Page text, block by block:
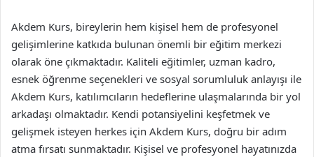
Akdem Kurs, bireylerin hem kişisel hem de profesyonel
gelişimlerine katkıda bulunan önemli bir eğitim merkezi
olarak öne çıkmaktadır. Kaliteli eğitimler, uzman kadro,
esnek öğrenme seçenekleri ve sosyal sorumluluk anlayışı ile
Akdem Kurs, katılımcıların hedeflerine ulaşmalarında bir yol
arkadaşı olmaktadır. Kendi potansiyelini keşfetmek ve
gelişmek isteyen herkes için Akdem Kurs, doğru bir adım
atma fırsatı sunmaktadır. Kişisel ve profesyonel hayatınızda